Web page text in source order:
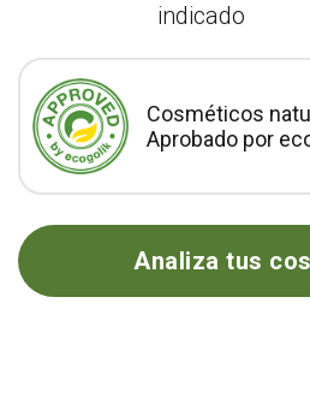
indicado
Cosméticos
Aprobado por
Analiza tus